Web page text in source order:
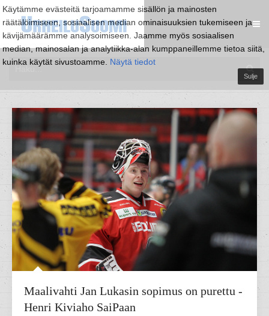
Käytämme evästeitä tarjoamamme sisällön ja mainosten
räätälöimiseen, sosiaalisen median ominaisuuksien tukemiseen ja
kävijämäärämme analysoimiseen. Jaamme myös sosiaalisen
median, mainosalan ja analytiikka-alan kumppaneillemme tietoa siitä,
kuinka käytät sivustoamme. Näytä tiedot
Sulje
Maalivahti Jan Lukasin sopimus on purettu -
Henri Kiviaho SaiPaan